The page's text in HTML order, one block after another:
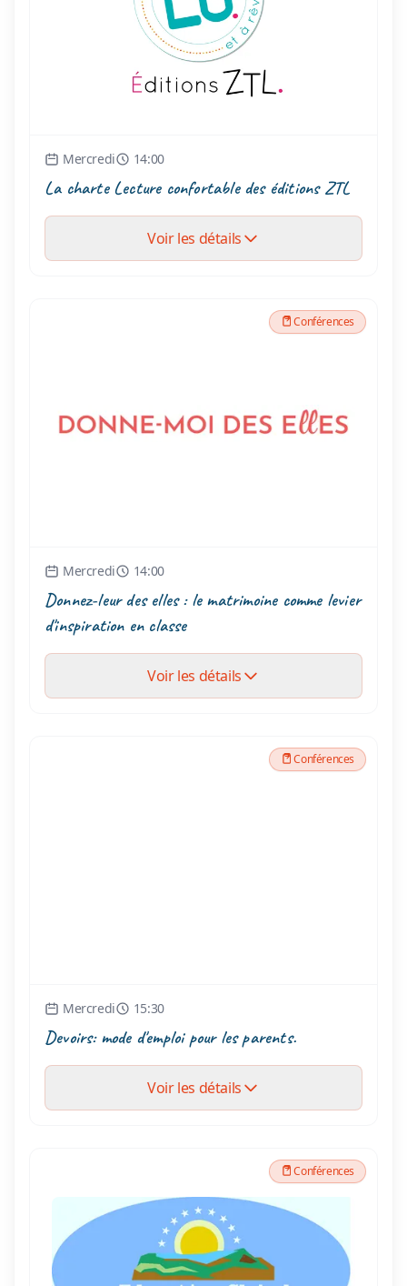
Mercredi 14:00
La charte Lecture confortable des éditions ZTL
Voir les détails
Conférences
Mercredi 14:00
Donnez-leur des elles : le matrimoine comme levier
d'inspiration en classe
Voir les détails
Conférences
Mercredi 15:30
Devoirs: mode d'emploi pour les parents.
Voir les détails
Conférences